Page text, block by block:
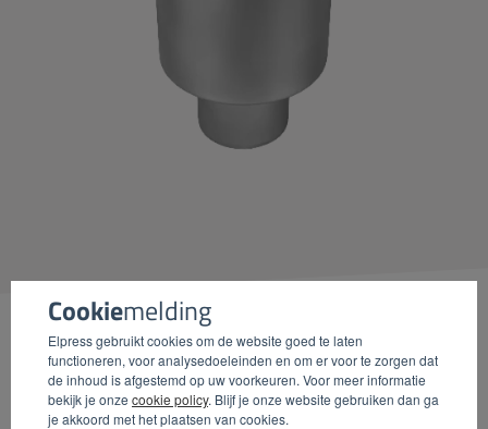
Cookiemelding
Elpress gebruikt cookies om de website goed te laten
functioneren, voor analysedoeleinden en om er voor te zorgen dat
de inhoud is afgestemd op uw voorkeuren. Voor meer informatie
bekijk je onze cookie policy. Blijf je onze website gebruiken dan ga
je akkoord met het plaatsen van cookies.
Artikelnummer Omschrijving DN H h1 h2